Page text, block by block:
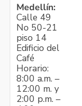
Medellín:
Calle 49
No 50-21
piso 14
Edificio del
Café
Horario:
8:00 a.m. –
12:00 m. y
2:00 p.m. –